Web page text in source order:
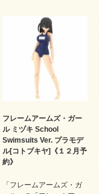
フレームアームズ・ガー
ル ミヅキ School
Swimsuits Ver. プラモデ
ル[コトブキヤ]《１２月予
約》
「フレームアームズ・ガ